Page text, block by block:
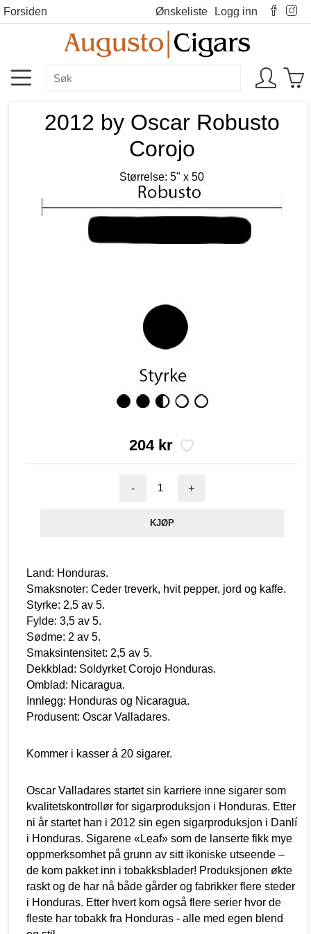
Forsiden Ønskeliste Logg inn
2012 by Oscar Robusto
Corojo
Størrelse: 5" x 50
204 kr
- +
Land: Honduras.
Smaksnoter: Ceder treverk, hvit pepper, jord og kaffe.
Styrke: 2,5 av 5.
Fylde: 3,5 av 5.
Sødme: 2 av 5.
Smaksintensitet: 2,5 av 5.
Dekkblad: Soldyrket Corojo Honduras.
Omblad: Nicaragua.
Innlegg: Honduras og Nicaragua.
Produsent: Oscar Valladares.
Kommer i kasser á 20 sigarer.
Oscar Valladares startet sin karriere inne sigarer som
kvalitetskontrollør for sigarproduksjon i Honduras. Etter
ni år startet han i 2012 sin egen sigarproduksjon i Danlí
i Honduras. Sigarene «Leaf» som de lanserte fikk mye
oppmerksomhet på grunn av sitt ikoniske utseende –
de kom pakket inn i tobakksblader! Produksjonen økte
raskt og de har nå både gårder og fabrikker flere steder
i Honduras. Etter hvert kom også flere serier hvor de
fleste har tobakk fra Honduras - alle med egen blend